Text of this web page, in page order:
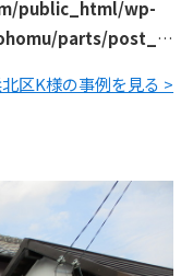
public_html/wp-
parts/post_li
。棟板金コーキング
区K様の事例を見る >